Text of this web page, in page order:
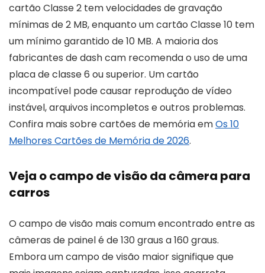
cartão Classe 2 tem velocidades de gravação
mínimas de 2 MB, enquanto um cartão Classe 10 tem
um mínimo garantido de 10 MB. A maioria dos
fabricantes de dash cam recomenda o uso de uma
placa de classe 6 ou superior. Um cartão
incompatível pode causar reprodução de vídeo
instável, arquivos incompletos e outros problemas.
Confira mais sobre cartões de memória emOs 10
Melhores Cartões de Memória de 2026.
Veja o campo de visão da câmera para
carros
O campo de visão mais comum encontrado entre as
câmeras de painel é de 130 graus a 160 graus.
Embora um campo de visão maior signifique que